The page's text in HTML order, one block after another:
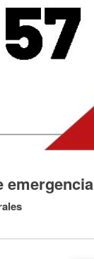
emergencia